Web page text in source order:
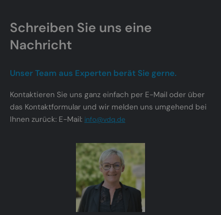
Schreiben Sie uns eine
Nachricht
Unser Team aus Experten berät Sie gerne.
Kontaktieren Sie uns ganz einfach per E-Mail oder über
das Kontaktformular und wir melden uns umgehend bei
Ihnen zurück: E-Mail: info@vdq.de